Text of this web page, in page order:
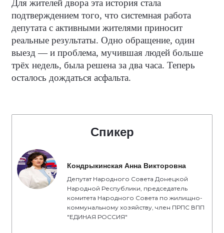
Для жителей двора эта история стала
подтверждением того, что системная работа
депутата с активными жителями приносит
реальные результаты. Одно обращение, один
выезд — и проблема, мучившая людей больше
трёх недель, была решена за два часа. Теперь
осталось дождаться асфальта.
Спикер
Кондрыкинская Анна Викторовна
Депутат Народного Совета Донецкой
Народной Республики, председатель
комитета Народного Совета по жилищно-
коммунальному хозяйству, член ПРПС ВПП
"ЕДИНАЯ РОССИЯ"